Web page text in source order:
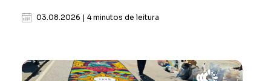
03.08.2026 | 4 minutos de leitura